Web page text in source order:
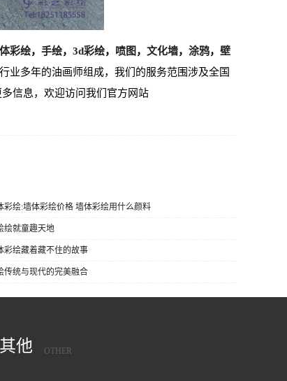
彩绘， 手绘， 3d彩绘， 喷图 ， 文化墙， 涂鸦， 壁
业多年的油画师组成，我们的服务范围涉及全国
信息，欢迎访问我们官方网站
彩绘:墙体彩绘价格 墙体彩绘用什么颜料
绘就童趣天地
彩绘藏着藏不住的故事
传统与现代的完美融合
其他 OTHER